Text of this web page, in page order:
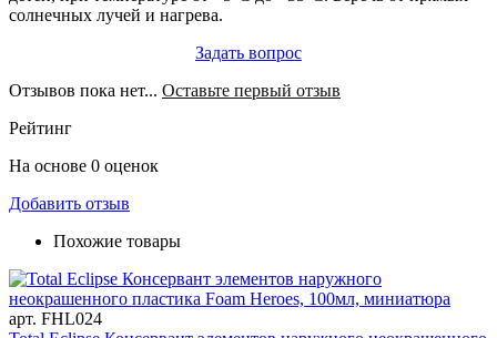
солнечных лучей и нагрева.
Задать вопрос
Отзывов пока нет... Оставьте первый отзыв
Рейтинг
На основе 0 оценок
Добавить отзыв
Похожие товары
арт. FHL024